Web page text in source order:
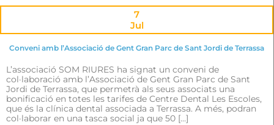
7
Jul
Conveni amb l’Associació de Gent Gran Parc de Sant Jordi de Terrassa
L’associació SOM RIURES ha signat un conveni de
col·laboració amb l’Associació de Gent Gran Parc de Sant
Jordi de Terrassa, que permetrà als seus associats una
bonificació en totes les tarifes de Centre Dental Les Escoles,
que és la clínica dental associada a Terrassa. A més, podran
col·laborar en una tasca social ja que 50 […]